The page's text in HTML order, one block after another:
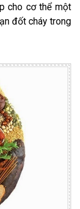
cho cơ thể một
đốt cháy trong